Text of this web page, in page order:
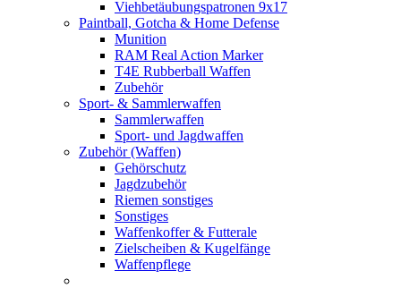
Viehbetäubungspatronen 9x17
Paintball, Gotcha & Home Defense
Munition
RAM Real Action Marker
T4E Rubberball Waffen
Zubehör
Sport- & Sammlerwaffen
Sammlerwaffen
Sport- und Jagdwaffen
Zubehör (Waffen)
Gehörschutz
Jagdzubehör
Riemen sonstiges
Sonstiges
Waffenkoffer & Futterale
Zielscheiben & Kugelfänge
Waffenpflege